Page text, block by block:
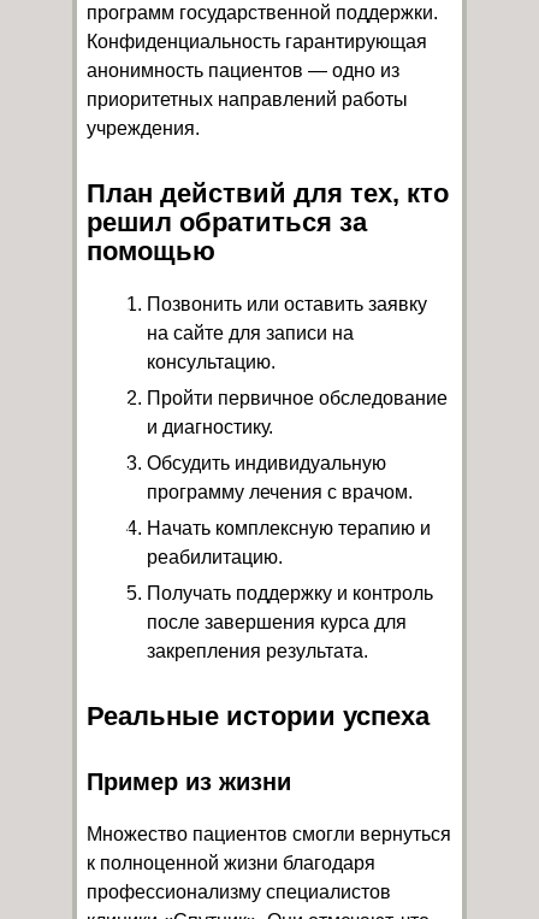
программ государственной поддержки.
Конфиденциальность гарантирующая
анонимность пациентов — одно из
приоритетных направлений работы
учреждения.
План действий для тех, кто
решил обратиться за
помощью
Позвонить или оставить заявку
на сайте для записи на
консультацию.
Пройти первичное обследование
и диагностику.
Обсудить индивидуальную
программу лечения с врачом.
Начать комплексную терапию и
реабилитацию.
Получать поддержку и контроль
после завершения курса для
закрепления результата.
Реальные истории успеха
Пример из жизни
Множество пациентов смогли вернуться
к полноценной жизни благодаря
профессионализму специалистов